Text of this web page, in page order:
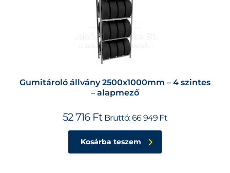
Gumitároló állvány 2500x1000mm – 4 szintes
– alapmező
52 716 Ft Bruttó:66 949 Ft
Kosárba teszem